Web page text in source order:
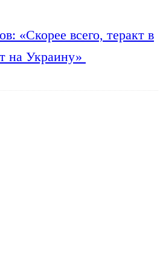
«Скорее всего, теракт в
на Украину»